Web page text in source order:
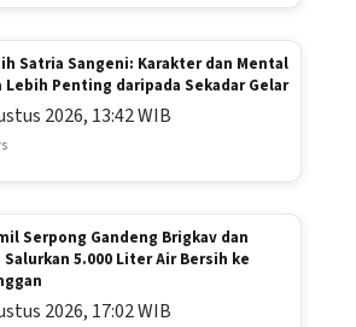
Satria Sangeni: Karakter dan Mental
Lebih Penting daripada Sekadar Gelar
2026, 13:42 WIB
Serpong Gandeng Brigkav dan
Salurkan 5.000 Liter Air Bersih ke
2026, 17:02 WIB